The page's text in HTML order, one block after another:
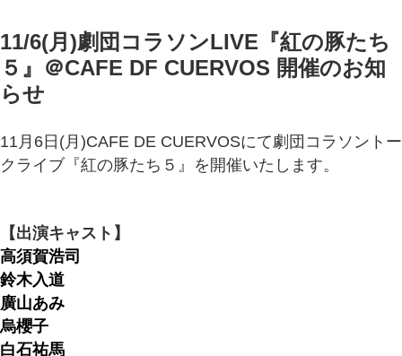
11/6(月)劇団コラソンLIVE『紅の豚たち
５』＠CAFE DF CUERVOS 開催のお知
らせ
11月6日(月)CAFE DE CUERVOSにて劇団コラソントー
クライブ『紅の豚たち５』を開催いたします。
【出演キャスト】
高須賀浩司
鈴木入道
廣山あみ
烏櫻子
白石祐馬